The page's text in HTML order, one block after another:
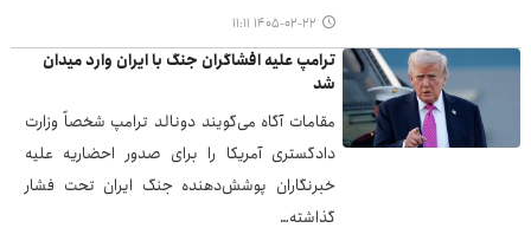
۱۴۰۵-۰۲-۲۲ ۱۱:۱۱
ترامپ علیه افشاگران جنگ با ایران وارد میدان
شد
مقامات آگاه می‌گویند دونالد ترامپ شخصاً وزارت
دادگستری آمریکا را برای صدور احضاریه علیه
خبرنگاران پوشش‌دهنده جنگ ایران تحت فشار
گذاشته…